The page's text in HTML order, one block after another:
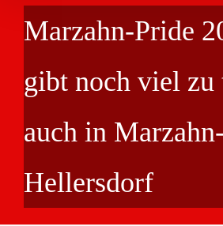
Marzahn-Pride
gibt noch viel zu
auch in Marzahn-
Hellersdorf